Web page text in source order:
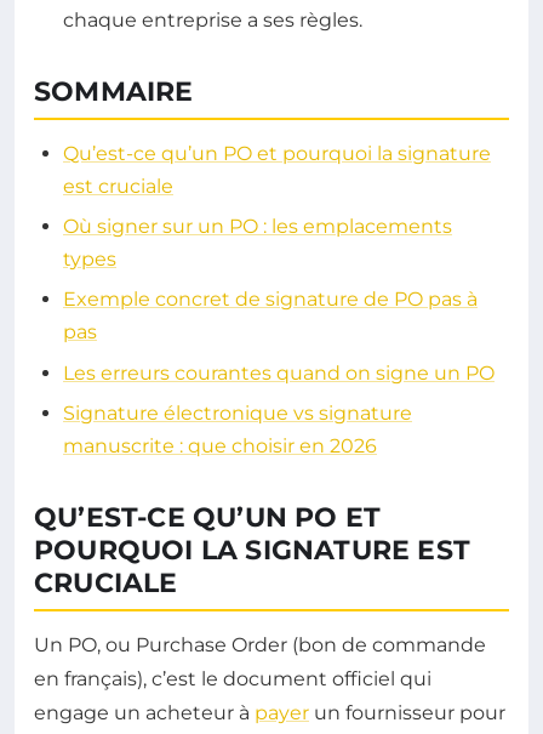
chaque entreprise a ses règles.
SOMMAIRE
Qu’est-ce qu’un PO et pourquoi la signature
est cruciale
Où signer sur un PO : les emplacements
types
Exemple concret de signature de PO pas à
pas
Les erreurs courantes quand on signe un PO
Signature électronique vs signature
manuscrite : que choisir en 2026
QU’EST-CE QU’UN PO ET
POURQUOI LA SIGNATURE EST
CRUCIALE
Un PO, ou Purchase Order (bon de commande
en français), c’est le document officiel qui
engage un acheteur à payer un fournisseur pour